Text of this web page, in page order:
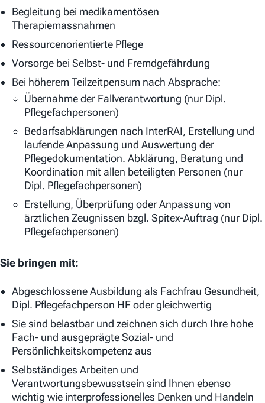
Begleitung bei medikamentösen
Therapiemassnahmen
Ressourcenorientierte Pflege
Vorsorge bei Selbst- und Fremdgefährdung
Bei höherem Teilzeitpensum nach Absprache:
Übernahme der Fallverantwortung (nur Dipl.
Pflegefachpersonen)
Bedarfsabklärungen nach InterRAI, Erstellung und
laufende Anpassung und Auswertung der
Pflegedokumentation. Abklärung, Beratung und
Koordination mit allen beteiligten Personen (nur
Dipl. Pflegefachpersonen)
Erstellung, Überprüfung oder Anpassung von
ärztlichen Zeugnissen bzgl. Spitex-Auftrag (nur Dipl.
Pflegefachpersonen)
Sie bringen mit:
Abgeschlossene Ausbildung als Fachfrau Gesundheit,
Dipl. Pflegefachperson HF oder gleichwertig
Sie sind belastbar und zeichnen sich durch Ihre hohe
Fach- und ausgeprägte Sozial- und
Persönlichkeitskompetenz aus
Selbständiges Arbeiten und
Verantwortungsbewusstsein sind Ihnen ebenso
wichtig wie interprofessionelles Denken und Handeln